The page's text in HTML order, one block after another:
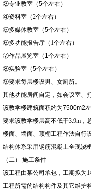
③专业教室（5个左右）
④资料室（2个左右）
⑤多媒体教室（5个左右）
⑥多功能报告厅（ 1个左右）
⑦作品展览室（1个左右）
⑧实验室（5个左右）
⑨要求每层楼设男、女厕所。
其他功能房间自定，如会议室、
该教学楼建筑面积约为7500m2左
要求该教学楼层高不低于3.9m，
楼面、墙面、顶棚工程作法自行
结构体系采用钢筋混凝土全现浇
（二） 施工条件
该工程由某公司承包，工期拟为1
工程所需的结构构件及其它维护